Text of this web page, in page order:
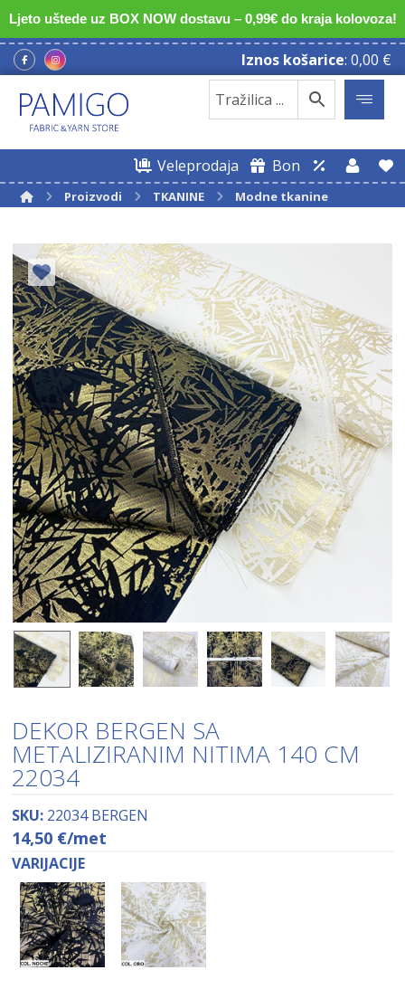
Ljeto uštede uz BOX NOW dostavu – 0,99€ do kraja kolovoza!
Iznos košarice: 0,00 €
Veleprodaja Bon
Proizvodi TKANINE Modne tkanine
DEKOR BERGEN SA
METALIZIRANIM NITIMA 140 CM
22034
SKU: 22034 BERGEN
14,50 €/met
VARIJACIJE